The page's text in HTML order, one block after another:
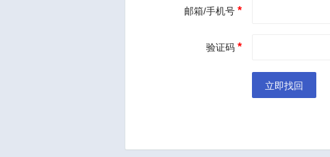
邮箱/手机号 *
验证码 *
立即找回